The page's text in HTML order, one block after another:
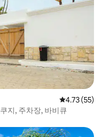
평점 4.73점
4.73 (55)
지, 주차장, 바비큐